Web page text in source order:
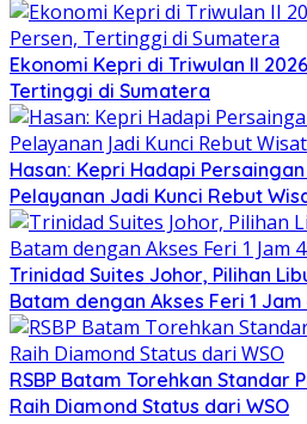
Ekonomi Kepri di Triwulan II
Tertinggi di Sumatera
Hasan: Kepri Hadapi
Pelayanan Jadi Kunci Rebut
Trinidad Suites Johor, Pilihan
Batam dengan Akses Feri 1
RSBP Batam Torehkan Standar
Raih Diamond Status dari WSO